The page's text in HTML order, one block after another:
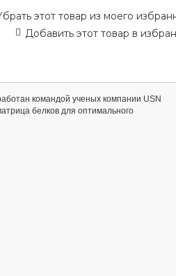
этот товар из моего
Добавить этот товар в
командой ученых компании USN
белков для оптимального